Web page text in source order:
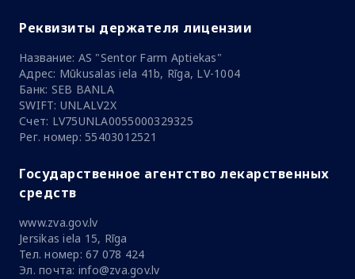
Реквизиты держателя лицензии
Название: AS "Sentor Farm Aptiekas"
Адрес: Mūkusalas iela 41b, Rīga, LV-1004
Банк: SEB BANLA
SWIFT: UNLALV2X
Счет: LV75UNLA0055000329325
Рег. номер: 55403012521
Государственное агентство лекарственных
средств
www.zva.gov.lv
Jersikas iela 15, Rīga
Тел. номер: 67 078 424
Эл. почта: info@zva.gov.lv